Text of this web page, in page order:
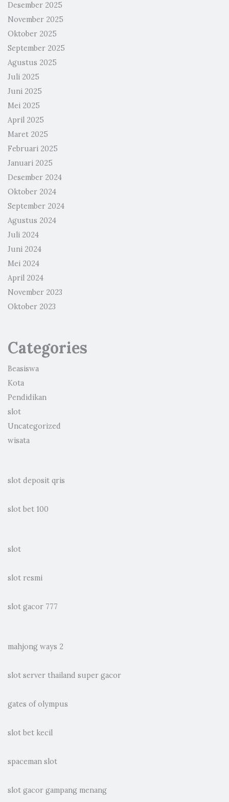
Desember 2025
November 2025
Oktober 2025
September 2025
Agustus 2025
Juli 2025
Juni 2025
Mei 2025
April 2025
Maret 2025
Februari 2025
Januari 2025
Desember 2024
Oktober 2024
September 2024
Agustus 2024
Juli 2024
Juni 2024
Mei 2024
April 2024
November 2023
Oktober 2023
Categories
Beasiswa
Kota
Pendidikan
slot
Uncategorized
wisata
slot deposit qris
slot bet 100
slot
slot resmi
slot gacor 777
mahjong ways 2
slot server thailand super gacor
gates of olympus
slot bet kecil
spaceman slot
slot gacor gampang menang